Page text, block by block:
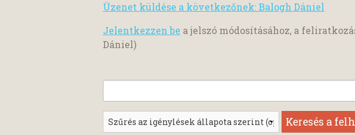
Üzenet küldése a következőnek: Balogh Dániel
Jelentkezzen be a jelszó módosításához, a
Dániel)